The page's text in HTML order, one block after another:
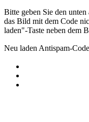
Bitte geben Sie den
das Bild mit dem Code
laden"-Taste neben dem
Neu laden Antispam-Code